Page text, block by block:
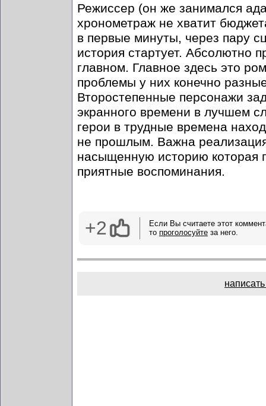
Режиссер (он же занимался
хронометраж не хватит
в первые минуты, через пару
история стартует. Абсолютно
главном. Главное здесь это
проблемы у них конечно
Второстепенные персонажи
экранного времени в лучшем
герои в трудные времена
не прошлым. Важна
насыщенную историю которая
приятные воспоминания.
+2
Если Вы считаете этот
то проголосуйте за него.